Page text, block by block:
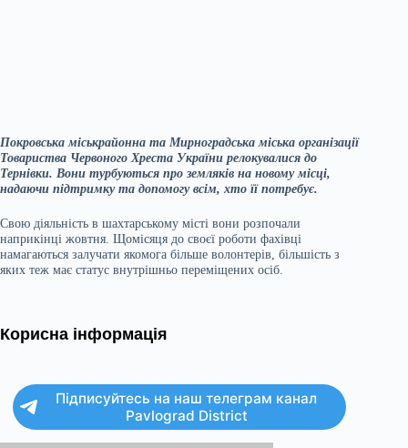
Покровська міськрайонна та Мирноградська міська організації
Товариства Червоного Хреста України релокувалися до
Тернівки. Вони турбуються про земляків на новому місці,
надаючи підтримку та допомогу всім, хто її потребує.
Свою діяльність в шахтарському місті вони розпочали
наприкінці жовтня. Щомісяця до своєї роботи фахівці
намагаються залучати якомога більше волонтерів, більшість з
яких теж має статус внутрішньо переміщених осіб.
Корисна інформація
Підписуйтесь на наш телеграм канал
Pavlograd District